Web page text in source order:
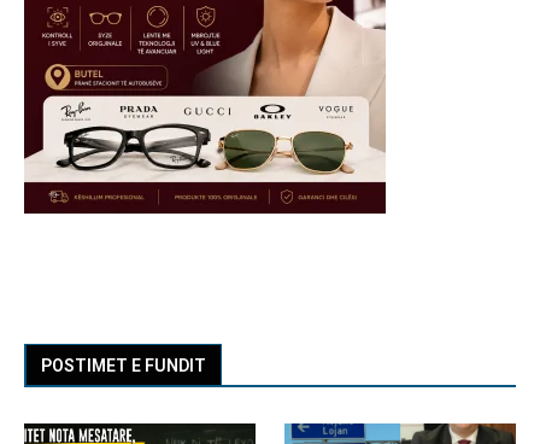
POSTIMET E FUNDIT